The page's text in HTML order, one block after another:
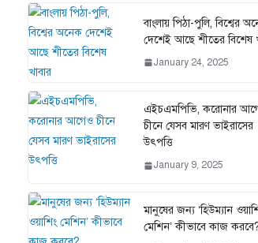
বাংলায় পিঠা-পুলি, বিশ্বের
দেশেই আছে শীতের বিশেষ
January 24, 2025
এইচএমপিভি, করোনার
চীনে যেসব মারণ ভাইরাসের
উৎপত্তি
January 9, 2025
মানুষের জন্য ‘হিউম্যান
মেশিন’ কীভাবে কাজ